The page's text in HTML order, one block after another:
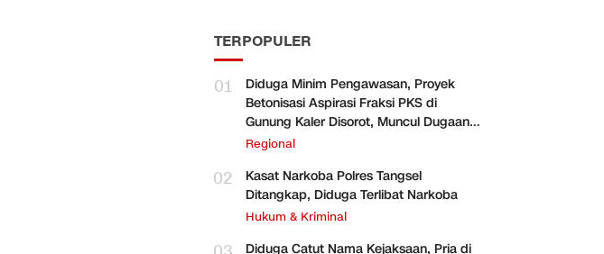
TERPOPULER
01
Diduga Minim Pengawasan, Proyek
Betonisasi Aspirasi Fraksi PKS di
Gunung Kaler Disorot, Muncul Dugaan
Pengurangan Volume
Regional
02
Kasat Narkoba Polres Tangsel
Ditangkap, Diduga Terlibat Narkoba
Hukum & Kriminal
Diduga Catut Nama Kejaksaan, Pria di